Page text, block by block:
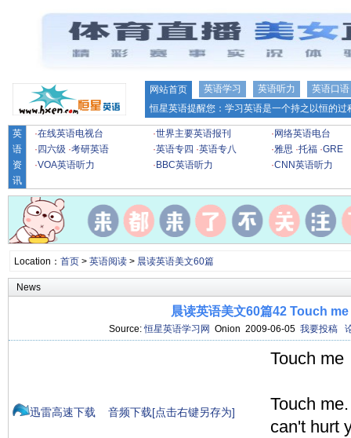
网站首页 英语学习 英语听力
英语口语
恒星英语提醒您：学习英语是一个持之以恒的
英
语
资
讯
·在线英语电视台 ·世界主要英语报刊 · 网络英语电台
· 四六级 ·考研英语 ·英语专四 ·英语专八 ·雅思 ·托福 ·GRE
·VOA英语听力 · BBC英语听力 ·CNN英语听力
Location： 首页> 英语阅读> 晨读英语美文60篇
News
晨读英语美文60篇42 Touch me
Source:恒星英语学习网 Onion 2009-06-05 我要投稿
迅雷高速下载 音频下载[点击右键另存为]
Touch me
Touch
can't hurt